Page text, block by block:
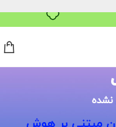
نشده